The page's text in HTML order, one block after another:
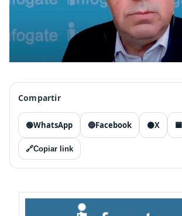
Compartir
🟢WhatsApp 🔵Facebook ⚫X 🟦
🔗Copiar link